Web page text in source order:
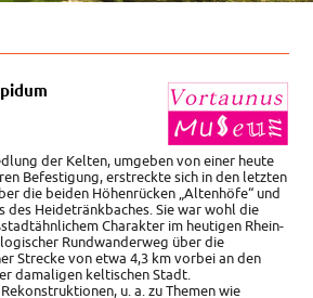
der Kelten, umgeben von einer heute
Befestigung, erstreckte sich in den letzten
die beiden Höhenrücken „Altenhöfe“ und
des Heidetränkbaches. Sie war wohl die
Charakter im heutigen Rhein-
Rundwanderweg über die
Strecke von etwa 4,3 km vorbei an den
damaligen keltischen Stadt.
u. a. zu Themen wie